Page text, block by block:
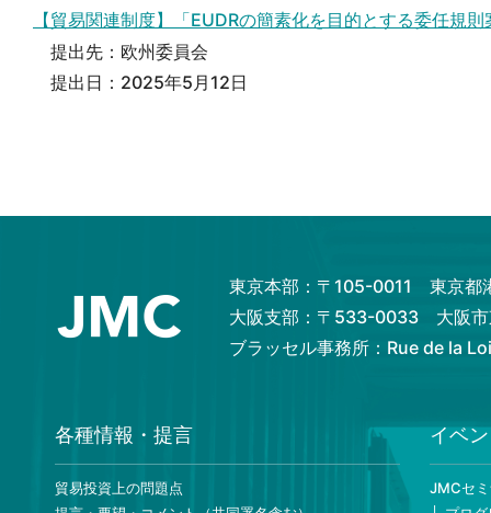
【貿易関連制度】「EUDRの簡素化を目的とする委任規
提出先：欧州委員会
提出日：2025年5月12日
東京本部：〒105-0011 東京都
大阪支部：〒533-0033 大阪市
ブラッセル事務所：Rue de la
各種情報・提言
貿易投資上の問題点
イベ
JMCセ